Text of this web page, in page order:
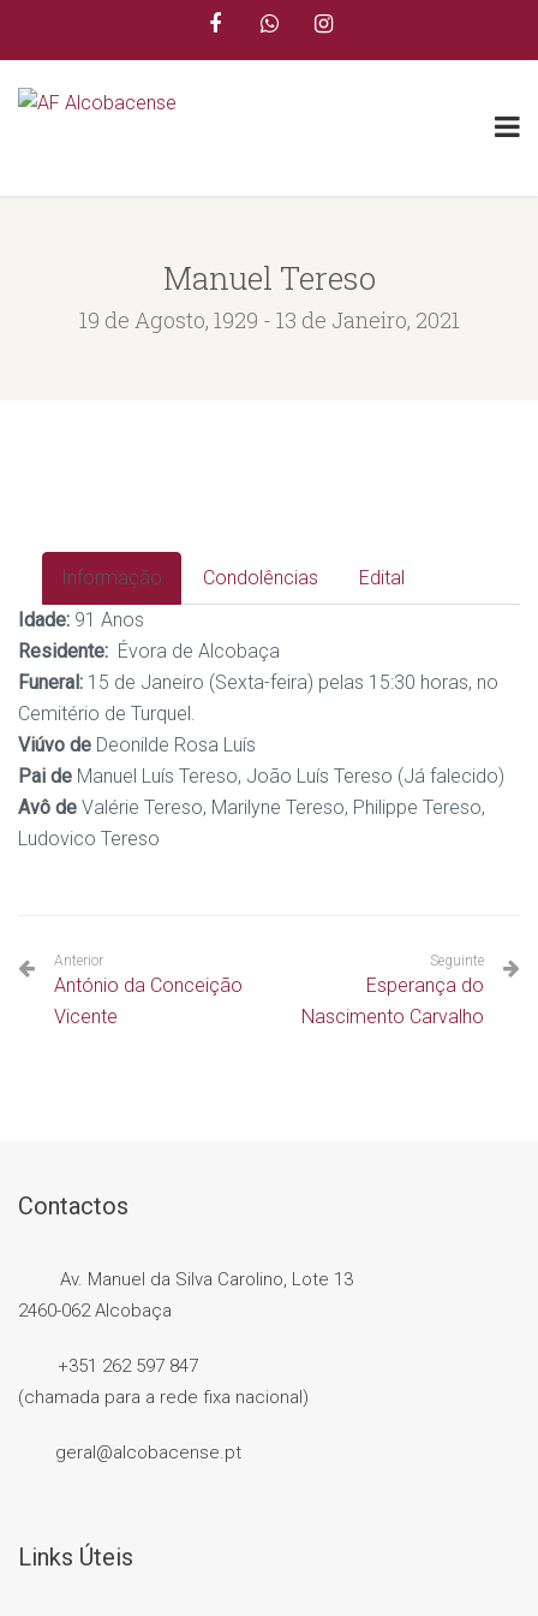
Manuel Tereso
19 de Agosto, 1929 - 13 de Janeiro, 2021
Informação Condolências
Edital
Idade: 91 Anos
Residente: Évora de Alcobaça
Funeral: 15 de Janeiro (Sexta-feira) pelas 15:30 horas, no
Cemitério de Turquel.
Viúvo de Deonilde Rosa Luís
Pai de Manuel Luís Tereso, João Luís Tereso (Já falecido)
Avô de Valérie Tereso, Marilyne Tereso, Philippe Tereso,
Ludovico Tereso
Anterior
António da Conceição
Vicente
Seguinte
Esperança do
Nascimento Carvalho
Contactos
Av. Manuel da Silva Carolino, Lote 13
2460-062 Alcobaça
+351 262 597 847
(chamada para a rede fixa nacional)
geral@alcobacense.pt
Links Úteis